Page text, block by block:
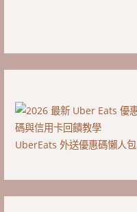
UberEats 外送優惠碼懶人包